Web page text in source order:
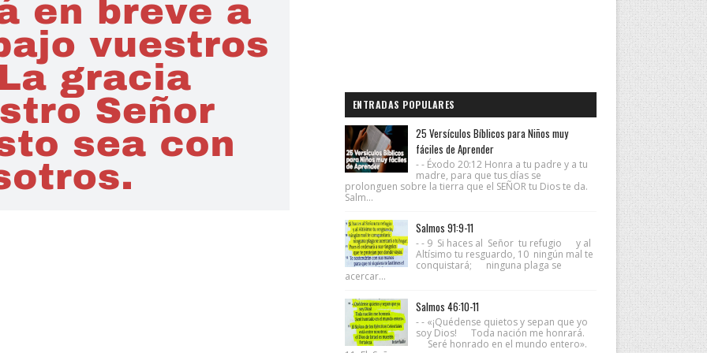
ENTRADAS POPULARES
25 Versículos Bíblicos para Niños muy
fáciles de Aprender
- - Éxodo 20:12 Honra a tu padre y a tu
madre, para que tus días se
prolonguen sobre la tierra que el SEÑOR tu Dios te da.
Salm...
Salmos 91:9-11
- - 9 Si haces al Señor tu refugio y al
Altísimo tu resguardo, 10 ningún mal te
conquistará; ninguna plaga se
acercar...
Salmos 46:10-11
- - «¡Quédense quietos y sepan que yo
soy Dios! Toda nación me honrará.
Seré honrado en el mundo entero».